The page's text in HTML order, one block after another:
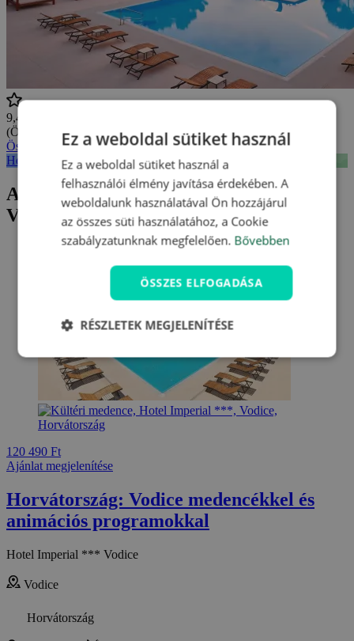
9,4/10
(Összesen
7 értékelés
Összes vélemény megtekintése
Hotel Imperial *** Vodice - mapa
Aktuális ajánlatunk Hotel Imperial ***
Vodice
120 490 Ft
Ajánlat megjelenítése
Horvátország: Vodice medencékkel és
animációs programokkal
Hotel Imperial *** Vodice
Vodice
Horvátország
Ez a weboldal sütiket használ
Ez a weboldal sütiket használ a
felhasználói élmény javítása érdekében. A
weboldalunk használatával Ön hozzájárul
az összes süti használatához, a Cookie
szabályzatunknak megfelelően. Bővebben
ÖSSZES ELFOGADÁSA
RÉSZLETEK MEGJELENÍTÉSE